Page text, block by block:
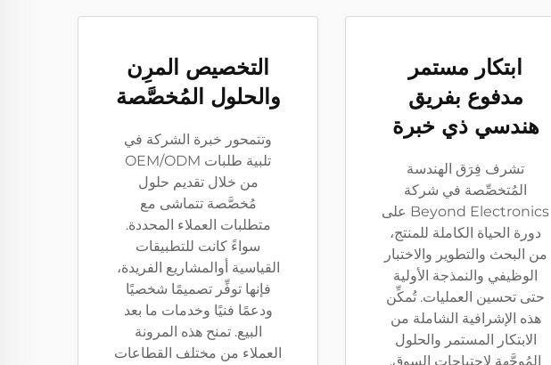
ابتكار مستمر
مدفوع بفريق
هندسي ذي خبرة
تشرف فِرَق الهندسة
المُتخصِّصة في شركة
Beyond Electronics على
دورة الحياة الكاملة للمنتج،
من البحث والتطوير والاختبار
الوظيفي والنمذجة الأولية
حتى تحسين العمليات. تُمكِّن
هذه الإشرافية الشاملة من
الابتكار المستمر والحلول
المُوجَّهة لاحتياجات السوق.
التخصيص المرِن
والحلول المُخصَّصة
وتتمحور خبرة الشركة في
تلبية طلبات OEM/ODM
من خلال تقديم حلول
مُخصَّصة تتماشى مع
متطلبات العملاء المحددة.
سواءً كانت للتطبيقات
القياسية أوالمشاريع الفريدة،
فإنها توفِّر تصميمًا شخصيًا
ودعمًا فنيًا وخدمات ما بعد
البيع. تمنح هذه المرونة
العملاء من مختلف القطاعات